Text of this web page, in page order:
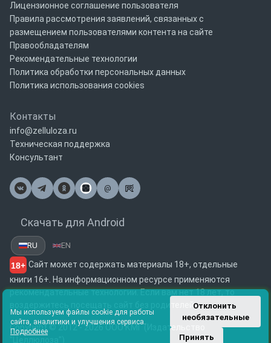
Лицензионное соглашение пользователя
Правила рассмотрения заявлений, связанных с
размещением пользователями контента на сайте
Правообладателям
Рекомендательные технологии
Политика обработки персональных данных
Политика использования cookies
Контакты
info@zelluloza.ru
Техническая поддержка
Консультант
@
Почта
Скачать для Android
RU EN
18+ Сайт может содержать материалы 18+, отдельные
книги 16+. На информационном ресурсе применяются
рекомендательные технологии. Если вам нет 18 лет, то
воздержитесь посещать сайт без родителей.
Copyright © 2012 - 2026 ООО КМГ (Издательство
Мы используем файлы cookie для работы
сайта, аналитики и улучшения сервиса.
Подробнее
Отклонить
необязательные
Принять